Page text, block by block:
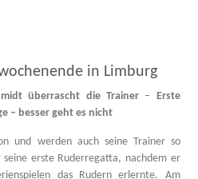
in Limburg
überrascht die Trainer–
Erste
– besser geht es nicht
und werden auch seine Trainer so
seine erste Ruderregatta, nachdem er
das Rudern erlernte. Am